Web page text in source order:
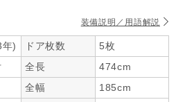
装備説明／用語解説
) ドア枚数
5枚
全長
474cm
全幅
185cm